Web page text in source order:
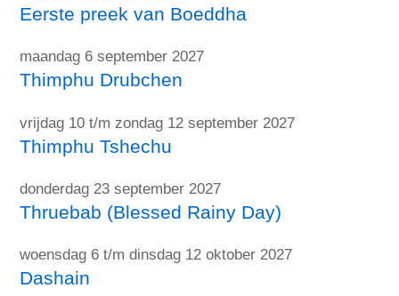
Eerste preek van Boeddha
maandag 6 september 2027
Thimphu Drubchen
vrijdag 10 t/m zondag 12 september 2027
Thimphu Tshechu
donderdag 23 september 2027
Thruebab (Blessed Rainy Day)
woensdag 6 t/m dinsdag 12 oktober 2027
Dashain